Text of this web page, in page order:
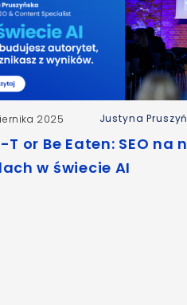
2025 Justyna
T or Be Eaten: SEO na
w świecie AI